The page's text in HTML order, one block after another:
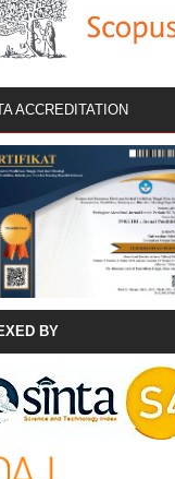
ACCREDITATION
BY